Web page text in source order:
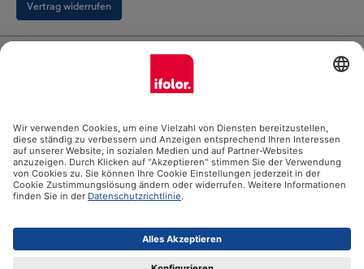
Vertrag widerrufen
Unsere Produkte
Hilfe